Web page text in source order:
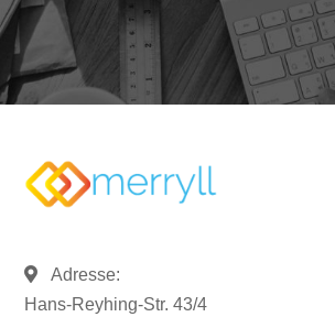
Adresse:
Hans-Reyhing-Str. 43/4